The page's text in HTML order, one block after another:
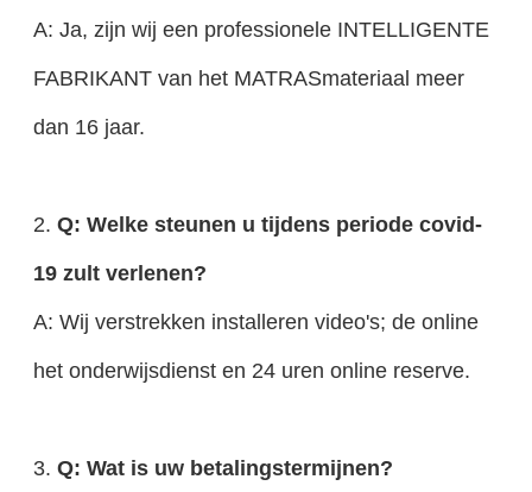
A: Ja, zijn wij een professionele INTELLIGENTE
FABRIKANT van het MATRASmateriaal meer
dan 16 jaar.
2. Q: Welke steunen u tijdens periode covid-
19 zult verlenen?
A: Wij verstrekken installeren video's; de online
het onderwijsdienst en 24 uren online reserve.
3. Q: Wat is uw betalingstermijnen?